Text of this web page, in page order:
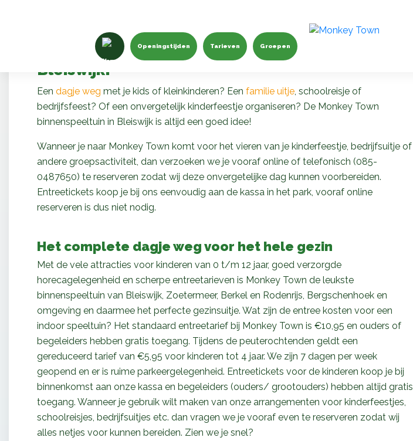
Openingstijden Tarieven Groepen
Welkom bij de leukste binnenspeeltuin van
Bleiswijk!
Een dagje weg met je kids of kleinkinderen? Een familie uitje, schoolreisje of
bedrijfsfeest? Of een onvergetelijk kinderfeestje organiseren? De Monkey Town
binnenspeeltuin in Bleiswijk is altijd een goed idee!
Wanneer je naar Monkey Town komt voor het vieren van je kinderfeestje, bedrijfsuitje of
andere groepsactiviteit, dan verzoeken we je vooraf online of telefonisch (085-
0487650) te reserveren zodat wij deze onvergetelijke dag kunnen voorbereiden.
Entreetickets koop je bij ons eenvoudig aan de kassa in het park, vooraf online
reserveren is dus niet nodig.
Het complete dagje weg voor het hele gezin
Met de vele attracties voor kinderen van 0 t/m 12 jaar, goed verzorgde
horecagelegenheid en scherpe entreetarieven is Monkey Town de leukste
binnenspeeltuin van Bleiswijk, Zoetermeer, Berkel en Rodenrijs, Bergschenhoek en
omgeving en daarmee het perfecte gezinsuitje. Wat zijn de entree kosten voor een
indoor speeltuin? Het standaard entreetarief bij Monkey Town is €10,95 en ouders of
begeleiders hebben gratis toegang. Tijdens de peuterochtenden geldt een
gereduceerd tarief van €5,95 voor kinderen tot 4 jaar. We zijn 7 dagen per week
geopend en er is ruime parkeergelegenheid. Entreetickets voor de kinderen koop je bij
binnenkomst aan onze kassa en begeleiders (ouders/ grootouders) hebben altijd gratis
toegang. Wanneer je gebruik wilt maken van onze arrangementen voor kinderfeestjes,
schoolreisjes, bedrijfsuitjes etc. dan vragen we je vooraf even te reserveren zodat wij
alles netjes voor kunnen bereiden. Zien we je snel?